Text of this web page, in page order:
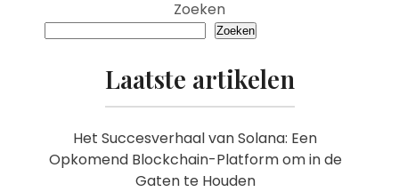
Zoeken
Zoeken
Laatste artikelen
Het Succesverhaal van Solana: Een
Opkomend Blockchain-Platform om in de
Gaten te Houden